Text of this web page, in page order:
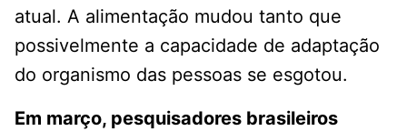
atual. A alimentação mudou tanto que
possivelmente a capacidade de adaptação
do organismo das pessoas se esgotou.
Em março, pesquisadores brasileiros